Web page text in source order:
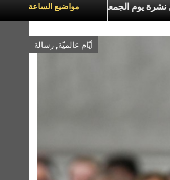
مواضيع الساعة
عناوين نشرة يوم الجمعة 7 آب 2026: السلام يُبنى بصبر يومًا بعد يوم
أيّام عالميّة, رسالة